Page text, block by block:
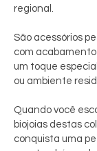
regional.
São acessórios
com
um toque
ou ambiente
Quando você
biojoias destas
conquista uma